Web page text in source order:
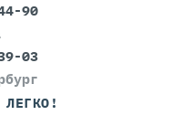
90
03
ЛЕГКО!